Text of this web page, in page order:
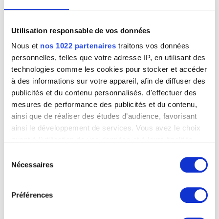
Utilisation responsable de vos données
Nous et nos 1022 partenaires traitons vos données
personnelles, telles que votre adresse IP, en utilisant des
technologies comme les cookies pour stocker et accéder
à des informations sur votre appareil, afin de diffuser des
publicités et du contenu personnalisés, d'effectuer des
mesures de performance des publicités et du contenu,
ainsi que de réaliser des études d’audience, favorisant
ainsi le développement de services. Vous avez le choix
tout moment en consultant la Déclaration relative aux
cookies ou en cliquant sur l'icône de confidentialité.
Si vous le permettez, nous aimerions également :
Nécessaires
Préférences
vers 1520
Ecole des Pays-Bas méridionaux
premier quart XVIe siècle
Ecole des Pays-Bas méridionaux
vers 1515 - 1535
Ecole des Pays-Bas méridionaux
1515-1525
Ecole des Pays-Bas méridionaux
première moitié XVIe siècle
Ecole des Pays-Bas méridionaux
Ecole des Pays-Bas méridionaux
Ecole des Pays-Bas méridionaux
L'adoration des bergers - (Verso) Etude de nus
Cesare Bassano ou Bassani ou Bassanus ou Bassiani